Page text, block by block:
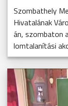
Szombathely
Hivatalának
án, szombaton
lomtalanítási